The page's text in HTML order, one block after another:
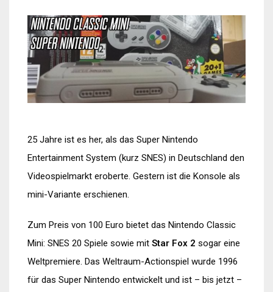
25 Jahre ist es her, als das Super Nintendo
Entertainment System (kurz SNES) in Deutschland den
Videospielmarkt eroberte. Gestern ist die Konsole als
mini-Variante erschienen.
Zum Preis von 100 Euro bietet das Nintendo Classic
Mini: SNES 20 Spiele sowie mit Star Fox 2 sogar eine
Weltpremiere. Das Weltraum-Actionspiel wurde 1996
für das Super Nintendo entwickelt und ist – bis jetzt –